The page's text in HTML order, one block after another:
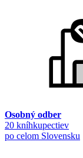
Osobný odber
20 kníhkupectiev
po celom Slovensku